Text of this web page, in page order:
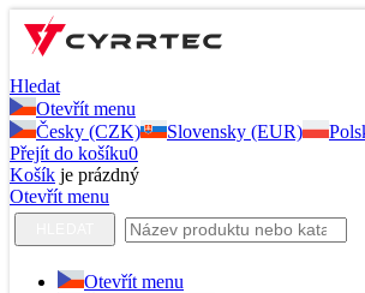
Hledat
Otevřít menu
Česky (CZK)
Slovensky (EUR)
Přejít do košíku0
Košík je prázdný
Otevřít menu
Otevřít menu